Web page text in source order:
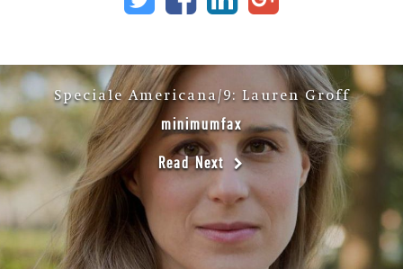
Speciale Americana/9: Lauren Groff
minimumfax
Read Next